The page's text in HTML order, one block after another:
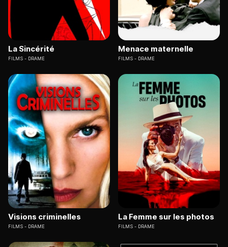
La Sincérité
FILMS DRAME
Menace maternelle
FILMS DRAME
Visions criminelles
FILMS DRAME
La Femme sur les photos
FILMS DRAME